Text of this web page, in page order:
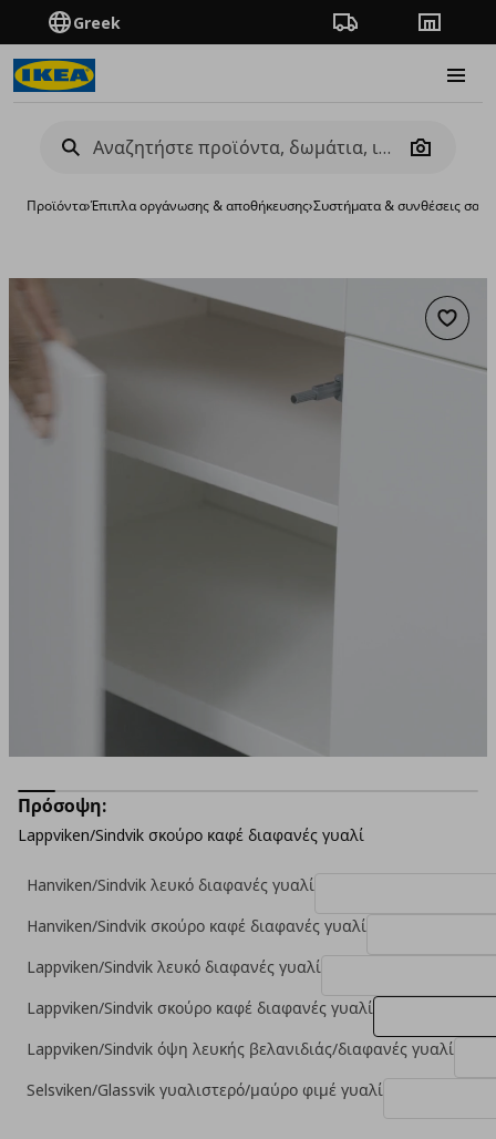
Greek Πορεία παραγγελίας
Camera
Προϊόντα›Έπιπλα οργάνωσης & αποθήκευσης›Συστήματα & συνθέσεις
Πρόσοψη:
Lappviken/Sindvik σκούρο καφέ διαφανές γυαλί
Hanviken/Sindvik λευκό διαφανές γυαλί
Hanviken/Sindvik σκούρο καφέ διαφανές γυαλί
Lappviken/Sindvik λευκό διαφανές γυαλί
Lappviken/Sindvik σκούρο καφέ διαφανές γυαλί
Lappviken/Sindvik όψη λευκής βελανιδιάς/διαφανές γυαλί
Selsviken/Glassvik γυαλιστερό/μαύρο φιμέ γυαλί